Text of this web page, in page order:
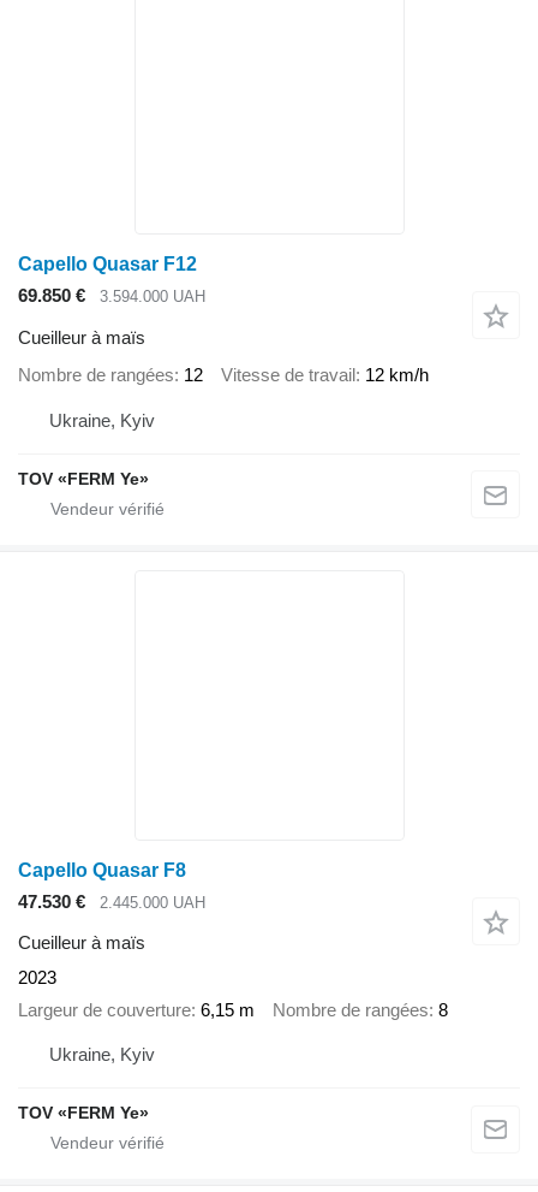
Capello Quasar F12
69.850 €
3.594.000 UAH
Cueilleur à maïs
Nombre de rangées 12 Vitesse de travail 12 km/h
Ukraine, Kyiv
TOV «FERM Ye»
Capello Quasar F8
47.530 €
2.445.000 UAH
Cueilleur à maïs
2023
Largeur de couverture 6,15 m Nombre de rangées 8
Ukraine, Kyiv
TOV «FERM Ye»